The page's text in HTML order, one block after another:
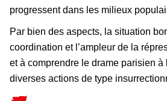
progressent dans les milieux
Par bien des aspects, la situation
coordination et l’ampleur de la
et à comprendre le drame parisien
diverses actions de type